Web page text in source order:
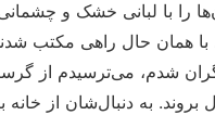
را با لبانی خشک و
با همان حال راهی مکتب
شدم، می‌ترسیدم از
به دنبال‌شان از خانه